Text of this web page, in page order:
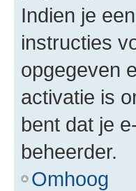
Indien je
instructies
opgegeven
activatie is
bent dat je
beheerder.
Omhoog